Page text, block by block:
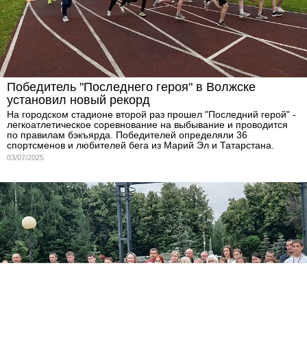
Победитель "Последнего героя" в Волжске
установил новый рекорд
На городском стадионе второй раз прошел "Последний герой" -
легкоатлетическое соревнование на выбывание и проводится
по правилам бэкъярда. Победителей определяли 36
спортсменов и любителей бега из Марий Эл и Татарстана.
03/07/2025